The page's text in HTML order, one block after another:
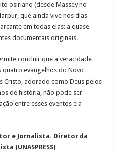
osiriano (desde Massey no
que ainda vive nos dias
em todas elas: a quase
documentais originais.
concluir que a veracidade
quatro evangelhos do Novo
Cristo, adorado como Deus pelos
de história, não pode ser
entre esses eventos e a
e Jornalista. Diretor da
(UNASPRESS)